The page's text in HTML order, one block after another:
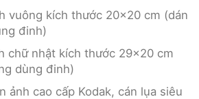
vuông kích thước 20x20 cm (dán
đinh)
chữ nhật kích thước 29x20 cm
dùng đinh)
ảnh cao cấp Kodak, cán lụa siêu